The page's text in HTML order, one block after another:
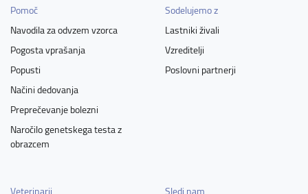
Pomoč
Navodila za odvzem vzorca
Pogosta vprašanja
Popusti
Načini dedovanja
Preprečevanje bolezni
Naročilo genetskega testa z
obrazcem
Sodelujemo z
Lastniki živali
Vzreditelji
Poslovni partnerji